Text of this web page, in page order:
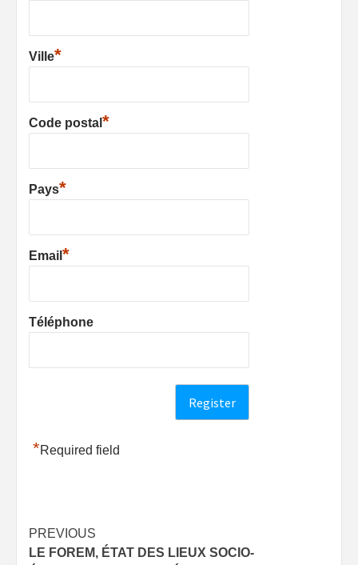
Ville*
Code postal *
Pays*
Email *
Téléphone
*Required field
Post
PREVIOUS
LE FOREM, ÉTAT DES LIEUX SOCIO-